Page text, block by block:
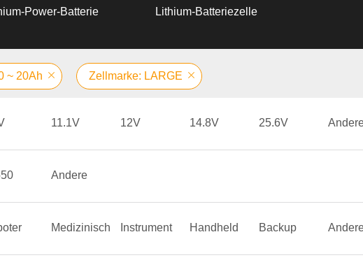
Power-Batterie Lithium-Batteriezelle
~ 20Ah Zellmarke: LARGE
11.1V 12V 14.8V 25.6V
Andere
Medizinisch Instrument Handheld Backup